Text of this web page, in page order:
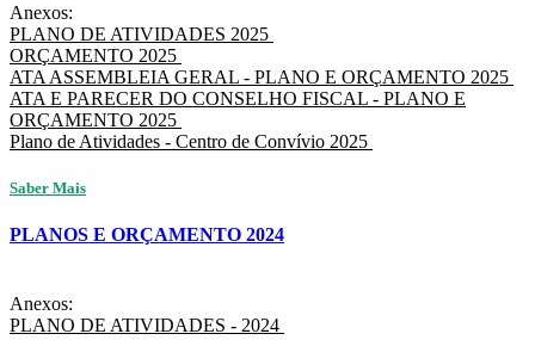
Anexos:
PLANO DE ATIVIDADES 2025
ORÇAMENTO 2025
ATA ASSEMBLEIA GERAL - PLANO E ORÇAMENTO 2025
ATA E PARECER DO CONSELHO FISCAL - PLANO E
ORÇAMENTO 2025
Plano de Atividades - Centro de Convívio 2025
Saber Mais
PLANOS E ORÇAMENTO 2024
Anexos:
PLANO DE ATIVIDADES - 2024